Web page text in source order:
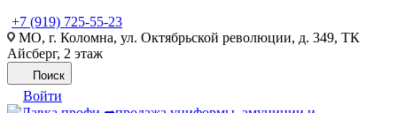
+7 (919) 725-55-23
МО, г. Коломна, ул. Октябрьской революции, д. 349, ТК
Айсберг, 2 этаж
Поиск
Войти